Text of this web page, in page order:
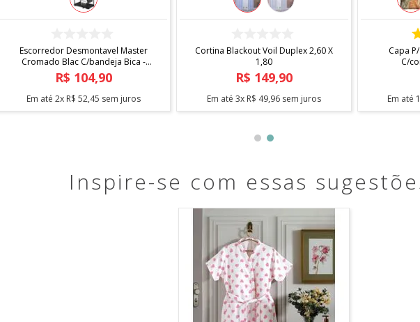
Escorredor Desmontavel Master
Cromado Blac C/bandeja Bica -
Arthi
R$ 104,90
Em até 2x R$ 52,45 sem juros
Cortina Blackout Voil Duplex 2,60 X
1,80
R$ 149,90
Em até 3x R$ 49,96sem juros
Capa
C/
Em até
Inspire-se com essas